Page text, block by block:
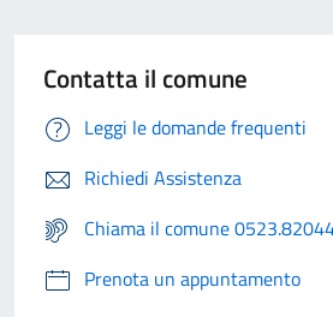
Contatta il comune
Leggi le domande frequenti
Richiedi Assistenza
Chiama il comune
Prenota un appuntamento